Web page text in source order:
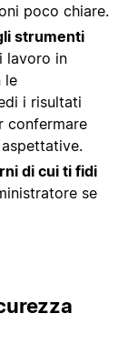
poco chiare.
strumenti
lavoro in
le
i risultati
confermare
di cui ti fidi
se